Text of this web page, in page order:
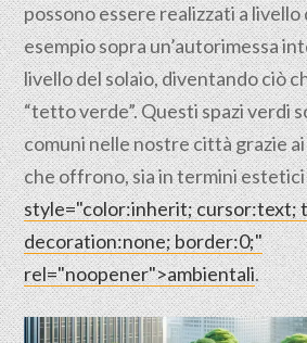
possono essere realizzati a
esempio sopra un’autorimessa
livello del solaio, diventando ciò
“tetto verde”. Questi spazi verdi
comuni nelle nostre città grazie
che offrono, sia in termini
style="color:inherit; cursor:text;
decoration:none; border:0;"
rel="noopener">ambientali.